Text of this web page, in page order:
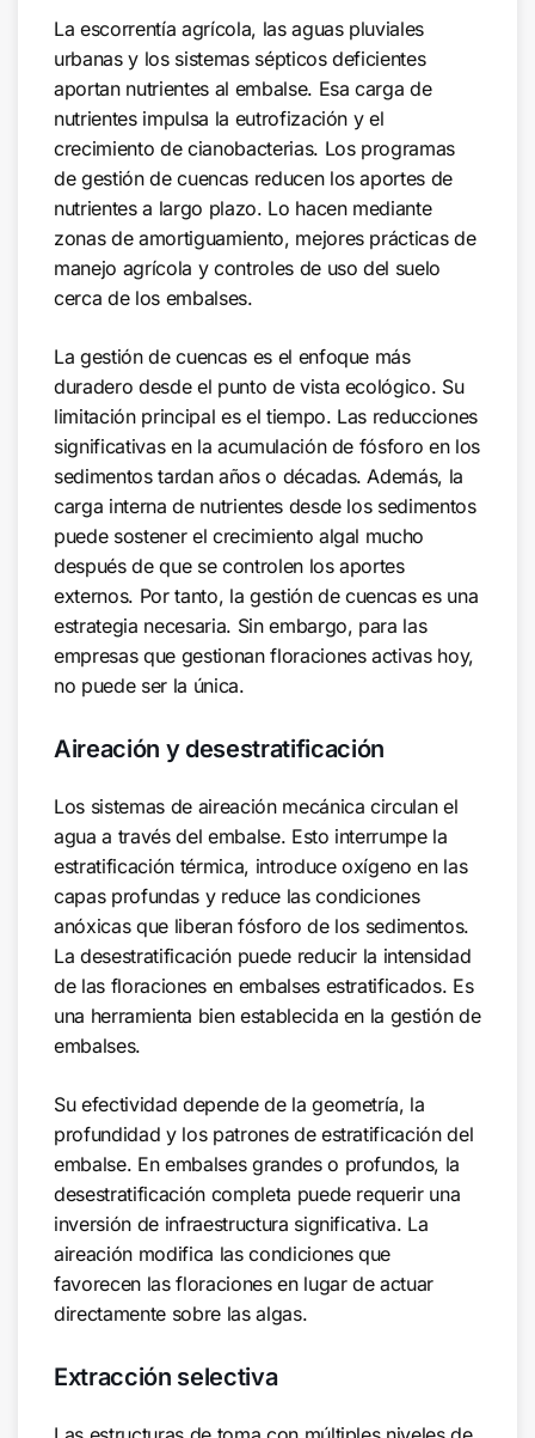
La escorrentía agrícola, las aguas pluviales
urbanas y los sistemas sépticos deficientes
aportan nutrientes al embalse. Esa carga de
nutrientes impulsa la eutrofización y el
crecimiento de cianobacterias. Los programas
de gestión de cuencas reducen los aportes de
nutrientes a largo plazo. Lo hacen mediante
zonas de amortiguamiento, mejores prácticas de
manejo agrícola y controles de uso del suelo
cerca de los embalses.
La gestión de cuencas es el enfoque más
duradero desde el punto de vista ecológico. Su
limitación principal es el tiempo. Las reducciones
significativas en la acumulación de fósforo en los
sedimentos tardan años o décadas. Además, la
carga interna de nutrientes desde los sedimentos
puede sostener el crecimiento algal mucho
después de que se controlen los aportes
externos. Por tanto, la gestión de cuencas es una
estrategia necesaria. Sin embargo, para las
empresas que gestionan floraciones activas hoy,
no puede ser la única.
Aireación y desestratificación
Los sistemas de aireación mecánica circulan el
agua a través del embalse. Esto interrumpe la
estratificación térmica, introduce oxígeno en las
capas profundas y reduce las condiciones
anóxicas que liberan fósforo de los sedimentos.
La desestratificación puede reducir la intensidad
de las floraciones en embalses estratificados. Es
una herramienta bien establecida en la gestión de
embalses.
Su efectividad depende de la geometría, la
profundidad y los patrones de estratificación del
embalse. En embalses grandes o profundos, la
desestratificación completa puede requerir una
inversión de infraestructura significativa. La
aireación modifica las condiciones que
favorecen las floraciones en lugar de actuar
directamente sobre las algas.
Extracción selectiva